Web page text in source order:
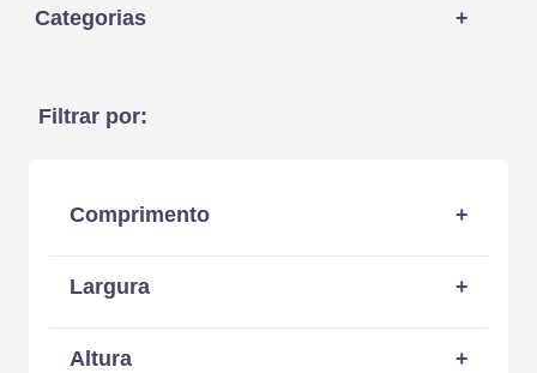
Categorias +
Armários Porta-cones (12)
Filtrar por:
Comprimento +
Largura +
Altura +